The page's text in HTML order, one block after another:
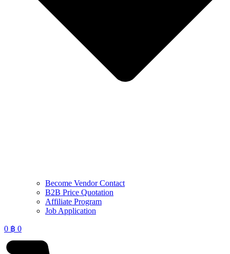
Become Vendor Contact
B2B Price Quotation
Affiliate Program
Job Application
0 ฿ 0